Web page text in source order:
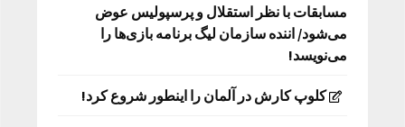
مسابقات با نظر استقلال و پرسپولیس عوض
می‌شود/ اننده سازمان لیگ برنامه بازی‌ها را
می‌نویسد!
کلوپ کارش در آلمان را اینطور شروع کرد!